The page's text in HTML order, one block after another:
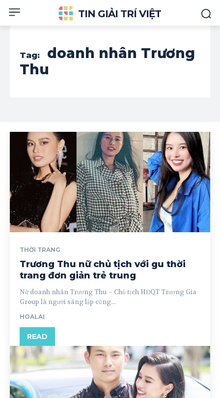
TIN GIẢI TRÍ VIỆT
Tag:
doanh nhân Trương
Thu
THỜI TRANG
Trương Thu nữ chủ tịch với gu thời
trang đơn giản trẻ trung
Nữ doanh nhân Trương Thu – Chủ tịch HĐQT Trương Gia
Group là người sáng lập cũng...
HOALAI
READ